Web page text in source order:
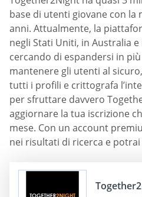
base di utenti giovane con la
anni. Attualmente, la
negli Stati Uniti, in Australia e
cercando di espandersi in
mantenere gli utenti al
tutti i profili e crittografa
per sfruttare davvero
aggiornare la tua iscrizione
mese. Con un account
nei risultati di ricerca e